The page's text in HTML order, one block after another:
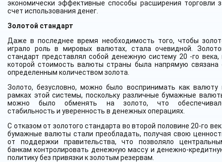
экономически эффективные способы расширения торговли
счет использования денег.
Золотой стандарт
Даже в последнее время необходимость того, чтобы
играло роль в мировых валютах, стала очевидной.
стандарт представлял собой денежную систему 20 -го века,
которой стоимость валюты страны была напрямую связана
определенным количеством золота.
Золото, безусловно, можно было воспринимать как валюту
рамках этой системы, поскольку различные бумажные
можно было обменять на золото, что
стабильность и уверенность в денежных операциях.
С отказом от золотого стандарта во второй половине 20-го
бумажные валюты стали преобладать, получая свою
от поддержки правительства, что позволяло
банкам контролировать денежную массу и денежно-
политику без привязки к золотым резервам.